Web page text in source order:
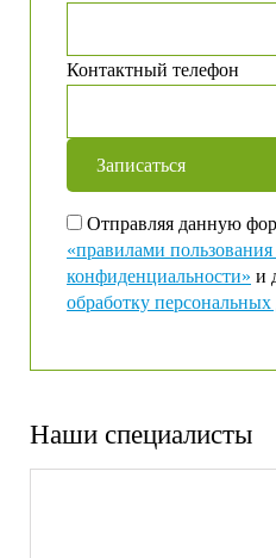
Контактный телефон
Отправляя данную
«правилами
конфиденциальности» и
обработку
Наши специалисты